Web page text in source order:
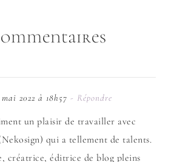
mai 2022 à 18h57 - Répondre
un plaisir de travailler avec
qui a tellement de talents.
créatrice, éditrice de blog pleins